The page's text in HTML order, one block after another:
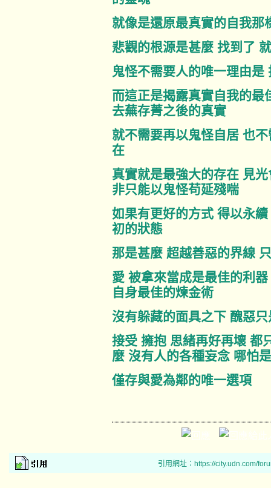
就像是還原最真實的自我那
悲觀的根源是甚麼 找到了
鬼怪不需要人的唯一理由是
而這正是揭露真實自我的最
去蕪存菁之後的真實
就不需要再以鬼怪自居 也
在
真實就是最強大的存在 見
非只能以鬼怪苟延殘喘
如果有更好的方式 得以永
初的狀態
那是甚麼 超越善惡的界線
愛 被拿來當成是最佳的利
自身最佳的煉金術
沒有躲藏的面具之下 醜惡
接受 擁抱 思緒再好再壞 都
麼 沒有人的各種妄念 哪怕
僅存與愛為鄰的唯一選項
引用網址：https://city.udn.com/